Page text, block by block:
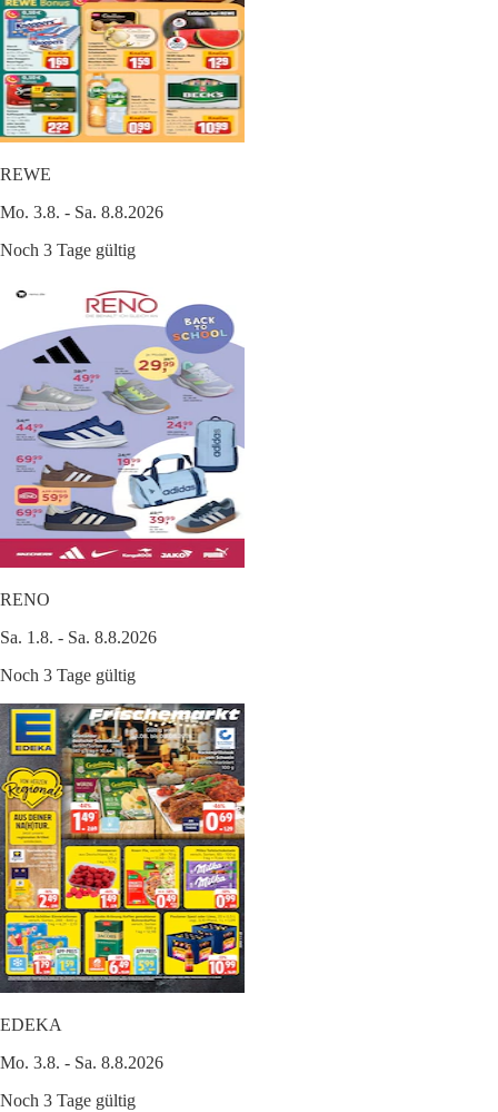
REWE
Mo. 3.8. - Sa. 8.8.2026
Noch 3 Tage gültig
RENO
Sa. 1.8. - Sa. 8.8.2026
Noch 3 Tage gültig
EDEKA
Mo. 3.8. - Sa. 8.8.2026
Noch 3 Tage gültig